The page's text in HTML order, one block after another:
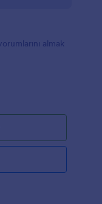
almak